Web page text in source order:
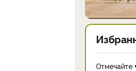
Отмечайте